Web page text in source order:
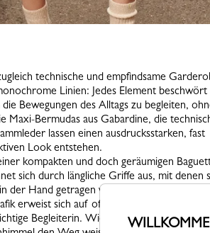
technische und empfindsame
Linien: Jedes Element beschwört
Bewegungen des Alltags zu begleiten,
Maxi-Bermudas aus Gabardine, die
lassen einen ausdrucksstarken, fast
Look entstehen.
kompakten und doch geräumigen
sich durch längliche Griffe aus, mit denen
der Hand getragen werden kann. Le Pliage
erweist sich auf offensichtliche Weise als
Begleiterin. Wie eine Laterne, die der